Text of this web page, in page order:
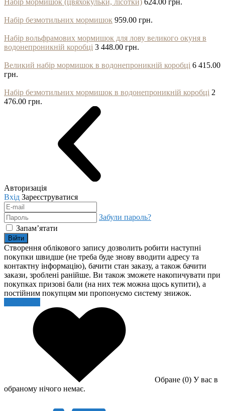
Набір мормишок (цвяхокульки, лісотки) 624.00 грн.
Набір безмотильних мормишок 959.00 грн.
Набір вольфрамових мормишок для лову великого окуня в
водонепроникній коробці 3 448.00 грн.
Великий набір мормишок в водонепроникній коробці 6 415.00
грн.
Набір безмотильних мормишок в водонепроникній коробці 2
476.00 грн.
Авторизація
Вхід Зареєструватися
Забули пароль?
Запам’ятати
Війти
Створення облікового запису дозволить робити наступні
покупки швидше (не треба буде знову вводити адресу та
контактну інформацію), бачити стан заказу, а також бачити
закази, зроблені ранійше. Ви також зможете накопичувати при
покупках призові бали (на них теж можна щось купити), а
постійним покупцям ми пропонуємо систему знижок.
Обране (0) У вас в
обраному нічого немає.